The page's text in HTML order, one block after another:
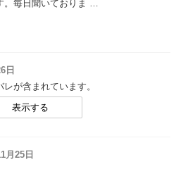
。毎日聞いておりま …
日
が含まれています。
表示する
25日